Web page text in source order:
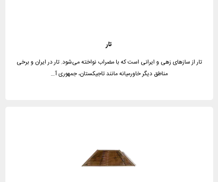
تار
تار از سازهای زهی و ایرانی است که با مضراب نواخته می‌شود. تار در ایران و برخی
مناطق دیگر خاورمیانه مانند تاجیکستان، جمهوری آ…